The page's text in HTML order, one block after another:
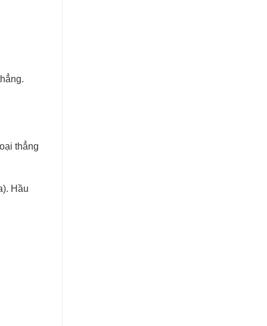
thẳng
Hầu